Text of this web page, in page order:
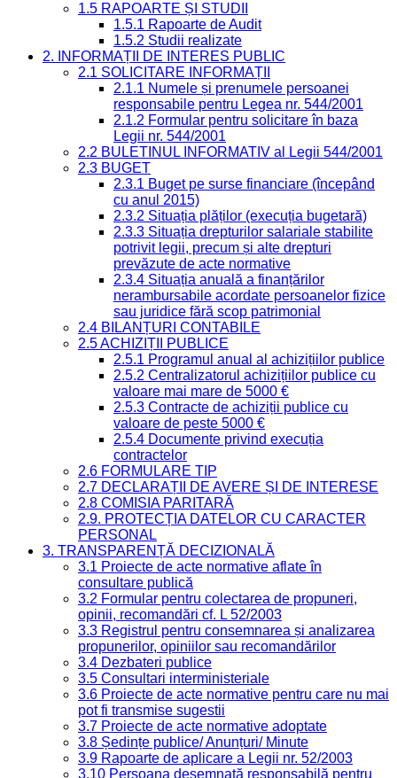
1.5 RAPOARTE ȘI STUDII
1.5.1 Rapoarte de Audit
1.5.2 Studii realizate
2. INFORMAȚII DE INTERES PUBLIC
2.1 SOLICITARE INFORMAȚII
2.1.1 Numele și prenumele persoanei
responsabile pentru Legea nr. 544/2001
2.1.2 Formular pentru solicitare în baza
Legii nr. 544/2001
2.2 BULETINUL INFORMATIV al Legii 544/2001
2.3 BUGET
2.3.1 Buget pe surse financiare (începând
cu anul 2015)
2.3.2 Situația plăților (execuția bugetară)
2.3.3 Situația drepturilor salariale stabilite
potrivit legii, precum și alte drepturi
prevăzute de acte normative
2.3.4 Situația anuală a finanțărilor
nerambursabile acordate persoanelor fizice
sau juridice fără scop patrimonial
2.4 BILANȚURI CONTABILE
2.5 ACHIZIȚII PUBLICE
2.5.1 Programul anual al achizițiilor publice
2.5.2 Centralizatorul achizițiilor publice cu
valoare mai mare de 5000 €
2.5.3 Contracte de achiziții publice cu
valoare de peste 5000 €
2.5.4 Documente privind execuția
contractelor
2.6 FORMULARE TIP
2.7 DECLARAȚII DE AVERE ȘI DE INTERESE
2.8 COMISIA PARITARĂ
2.9. PROTECȚIA DATELOR CU CARACTER
PERSONAL
3. TRANSPARENȚĂ DECIZIONALĂ
3.1 Proiecte de acte normative aflate în
consultare publică
3.2 Formular pentru colectarea de propuneri,
opinii, recomandări cf. L 52/2003
3.3 Registrul pentru consemnarea și analizarea
propunerilor, opiniilor sau recomandărilor
3.4 Dezbateri publice
3.5 Consultari interministeriale
3.6 Proiecte de acte normative pentru care nu mai
pot fi transmise sugestii
3.7 Proiecte de acte normative adoptate
3.8 Ședințe publice/ Anunțuri/ Minute
3.9 Rapoarte de aplicare a Legii nr. 52/2003
3.10 Persoana desemnată responsabilă pentru